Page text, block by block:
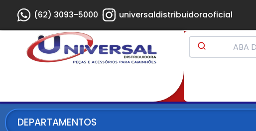
(62) 3093-5000 universaldistribuidoraoficial
DEPARTAMENTOS